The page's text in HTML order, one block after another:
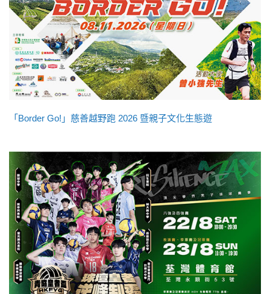
「Border Go!」慈善越野跑 2026 暨親子文化生態遊